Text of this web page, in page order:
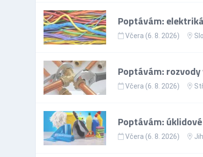
Poptávám:
Včera (6. 8. 2026)
Poptávám:
Včera (6. 8. 2026)
Poptávám:
Včera (6. 8. 2026)